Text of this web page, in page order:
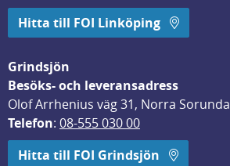
Hitta till FOI Linköping
Grindsjön
Besöks- och leveransadress
Olof Arrhenius väg 31, Norra Sorunda
Telefon: 08-555 030 00
Hitta till FOI Grindsjön